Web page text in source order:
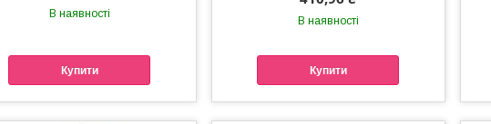
В наявності
Купити
В наявності
Купити